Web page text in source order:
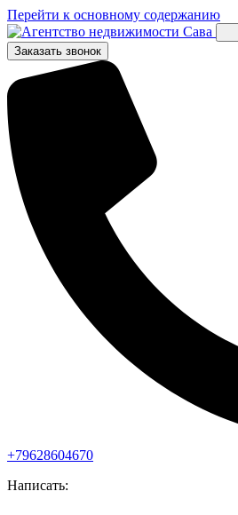
Перейти к основному содержанию
Заказать звонок
+79628604670
Написать: